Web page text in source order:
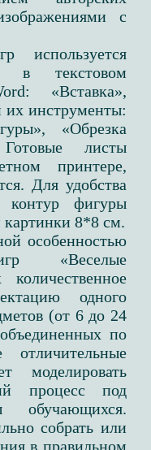
с
используется
в текстовом
«Вставка»,
их инструменты:
«Обрезка
листы
принтере,
Для удобства
контур фигуры
8*8 см.
особенностью
«Веселые
одного
(от 6 до 24
по
моделировать
процесс под
обучающихся.
собрать или
в правильном